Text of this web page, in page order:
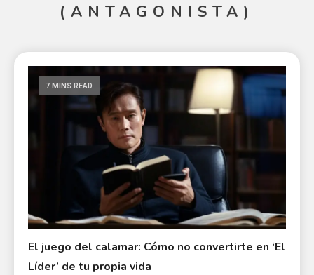
(ANTAGONISTA)
7 MINS READ
El juego del calamar: Cómo no convertirte en ‘El
Líder’ de tu propia vida